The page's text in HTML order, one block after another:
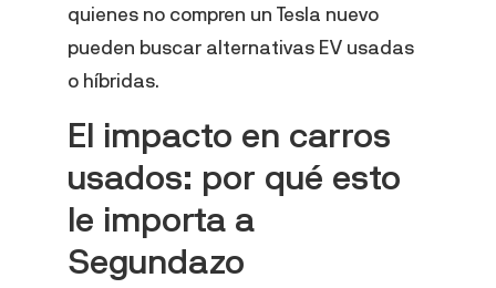
quienes no compren un Tesla nuevo
pueden buscar alternativas EV usadas
o híbridas.
El impacto en carros
usados: por qué esto
le importa a
Segundazo